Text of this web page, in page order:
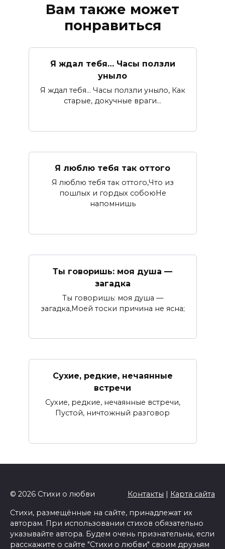
Вам также может
понравиться
Я ждал тебя… Часы ползли
уныло
Я ждал тебя… Часы ползли уныло, Как
старые, докучные враги…
Я люблю тебя так оттого
Я люблю тебя так оттого,Что из
пошлых и гордых собоюНе
напомнишь
Ты говоришь: моя душа —
загадка
Ты говоришь: моя душа —
загадка,Моей тоски причина не ясна;
Сухие, редкие, нечаянные
встречи
Сухие, редкие, нечаянные встречи,
Пустой, ничтожный разговор
© 2026 Стихи о любви Контакты | Карта сайта
Стихи, размещённые на сайте, принадлежат их
авторам. При использовании стихов обязательно
указывайте автора. Будем очень признательны, если
расскажите о сайте "Стихи о любви" своим друзьям